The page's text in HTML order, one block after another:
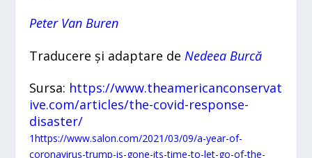
Peter Van Buren
Traducere și adaptare de Nedeea Burcă
Sursa: https://www.theamericanconservat
ive.com/articles/the-covid-response-
disaster/
1https://www.salon.com/2021/03/09/a-year-of-
coronavirus-trump-is-gone-its-time-to-let-go-of-the-